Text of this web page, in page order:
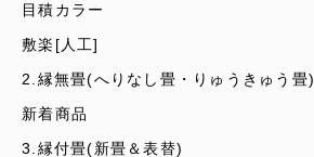
目積カラー
敷楽[人工]
2.縁無畳(へりなし畳・りゅうきゅう畳)
新着商品
3.縁付畳(新畳＆表替)